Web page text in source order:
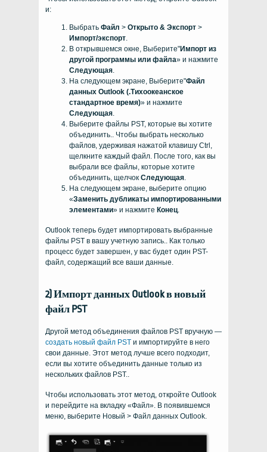
и:
Выбрать Файл > Открыто & Экспорт >
Импорт/экспорт.
В открывшемся окне, Выберите"Импорт из
другой программы или файла» и нажмите
Следующая.
На следующем экране, Выберите"Файл
данных Outlook (.Тихоокеанское
стандартное время)» и нажмите
Следующая.
Выберите файлы PST, которые вы хотите
объединить.. Чтобы выбрать несколько
файлов, удерживая нажатой клавишу Ctrl,
щелкните каждый файл. После того, как вы
выбрали все файлы, которые хотите
объединить, щелчок Следующая.
На следующем экране, выберите опцию
«Заменить дубликаты импортированными
элементами» и нажмите Конец.
Outlook теперь будет импортировать выбранные
файлы PST в вашу учетную запись.. Как только
процесс будет завершен, у вас будет один PST-
файл, содержащий все ваши данные.
2) Импорт данных Outlook в новый
файл PST
Другой метод объединения файлов PST вручную —
создать новый файл PST и импортируйте в него
свои данные. Этот метод лучше всего подходит,
если вы хотите объединить данные только из
нескольких файлов PST..
Чтобы использовать этот метод, откройте Outlook
и перейдите на вкладку «Файл». В появившемся
меню, выберите Новый > Файл данных Outlook.